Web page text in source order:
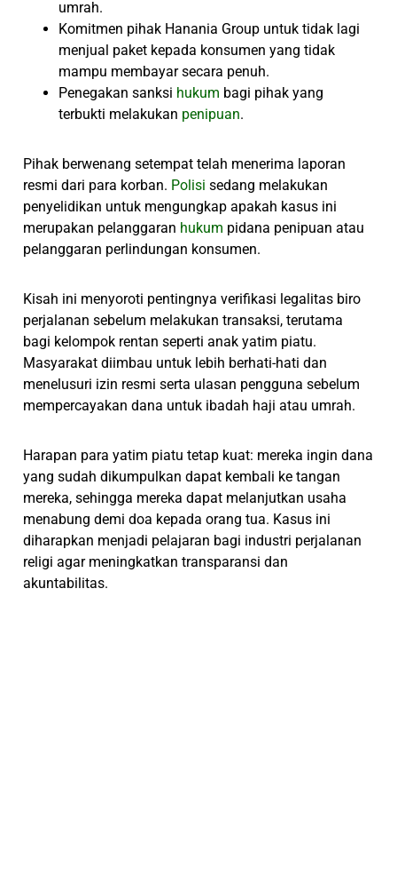
umrah.
Komitmen pihak Hanania Group untuk tidak lagi
menjual paket kepada konsumen yang tidak
mampu membayar secara penuh.
Penegakan sanksi hukum bagi pihak yang
terbukti melakukan penipuan.
Pihak berwenang setempat telah menerima laporan
resmi dari para korban. Polisi sedang melakukan
penyelidikan untuk mengungkap apakah kasus ini
merupakan pelanggaran hukum pidana penipuan atau
pelanggaran perlindungan konsumen.
Kisah ini menyoroti pentingnya verifikasi legalitas biro
perjalanan sebelum melakukan transaksi, terutama
bagi kelompok rentan seperti anak yatim piatu.
Masyarakat diimbau untuk lebih berhati-hati dan
menelusuri izin resmi serta ulasan pengguna sebelum
mempercayakan dana untuk ibadah haji atau umrah.
Harapan para yatim piatu tetap kuat: mereka ingin dana
yang sudah dikumpulkan dapat kembali ke tangan
mereka, sehingga mereka dapat melanjutkan usaha
menabung demi doa kepada orang tua. Kasus ini
diharapkan menjadi pelajaran bagi industri perjalanan
religi agar meningkatkan transparansi dan
akuntabilitas.